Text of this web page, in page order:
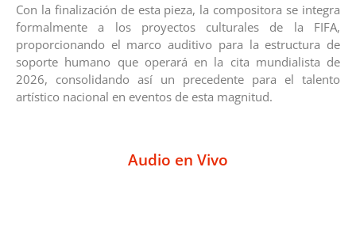
Con la finalización de esta pieza, la compositora se integra
formalmente a los proyectos culturales de la FIFA,
proporcionando el marco auditivo para la estructura de
soporte humano que operará en la cita mundialista de
2026, consolidando así un precedente para el talento
artístico nacional en eventos de esta magnitud.
Audio en Vivo